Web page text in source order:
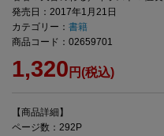
発売日：2017年1月21日
カテゴリー： 書籍
商品コード：02659701
1,320 円(税込)
【商品詳細】
ページ数：292P